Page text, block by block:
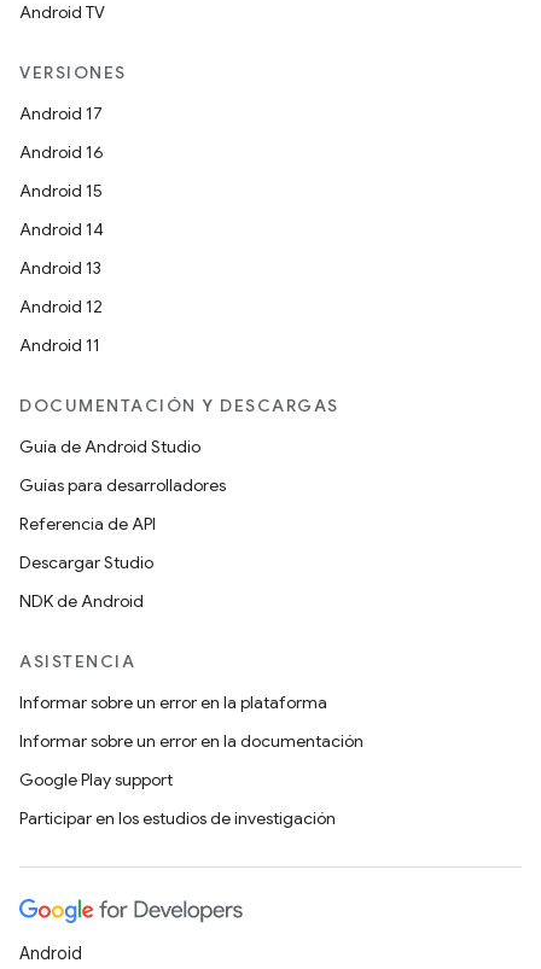
Android TV
VERSIONES
Android 17
Android 16
Android 15
Android 14
Android 13
Android 12
Android 11
DOCUMENTACIÓN Y DESCARGAS
Guía de Android Studio
Guías para desarrolladores
Referencia de API
Descargar Studio
NDK de Android
ASISTENCIA
Informar sobre un error en la plataforma
Informar sobre un error en la documentación
Google Play support
Participar en los estudios de investigación
Android